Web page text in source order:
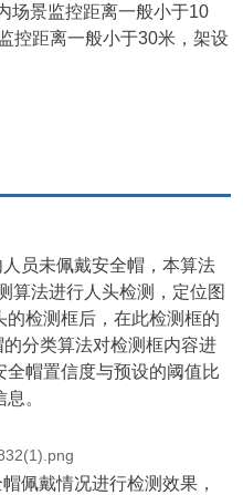
场景监控距离一般小于10
控距离一般小于30米，架设
员未佩戴安全帽，本算法
算法进行人头检测，定位图
的检测框后，在此检测框的
分类算法对检测框内容进
帽置信度与预设的阈值比
。
佩戴情况进行检测效果，